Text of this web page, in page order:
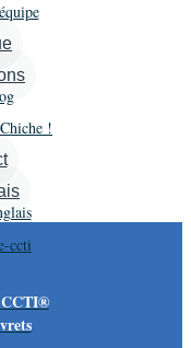
!
MBTI®